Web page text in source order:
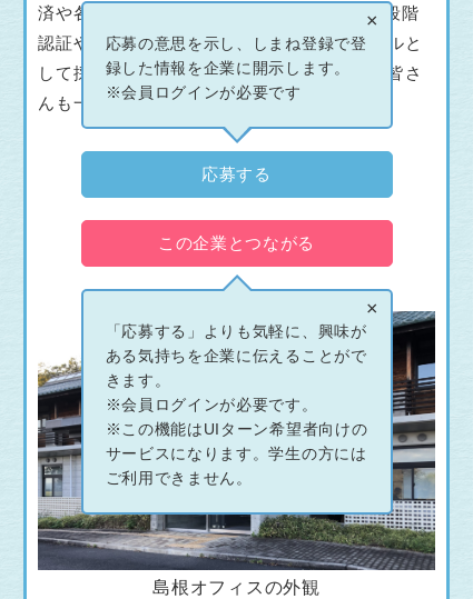
済や各種Pay、インターネットサービスの二段階
認証や、連絡が取れない時のコンタクトツールと
して採用されインフラ化している事業です。皆さ
んも一度は受信したことあるかも。
応募する
×
応募の意思を示し、しまね登録で登
録した情報を企業に開示します。
※会員ログインが必要です
この企業とつながる
×
「応募する」よりも気軽に、興味が
ある気持ちを企業に伝えることがで
きます。
※会員ログインが必要です。
※この機能はUIターン希望者向けの
サービスになります。学生の方には
ご利用できません。
島根オフィスの外観